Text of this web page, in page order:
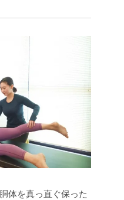
体を真っ直ぐ保った